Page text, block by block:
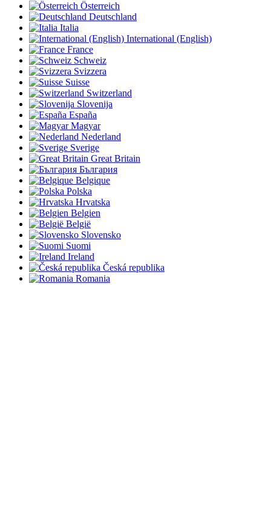
Österreich
Deutschland
Italia
International (English)
France
Schweiz
Svizzera
Suisse
Switzerland
Slovenija
España
Magyar
Nederland
Sverige
Great Britain
България
Belgique
Polska
Hrvatska
Belgien
België
Slovensko
Suomi
Ireland
Česká republika
Romania